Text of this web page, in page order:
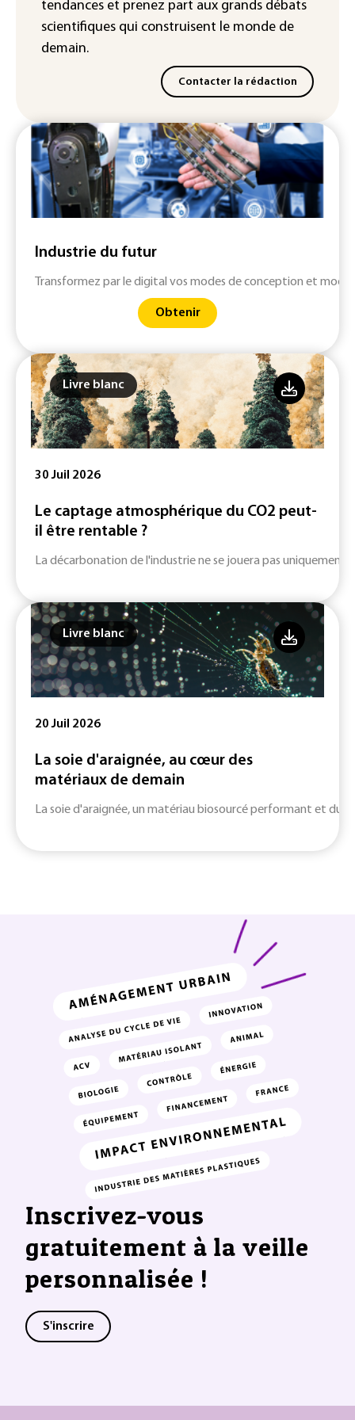
tendances et prenez part aux grands débats
scientifiques qui construisent le monde de
demain.
Contacter la rédaction
Industrie du futur
Transformez par le digital vos modes de conception et
Obtenir
Livre blanc
30 Juil 2026
Le captage atmosphérique du CO2 peut-
il être rentable ?
La décarbonation de l'industrie ne se jouera pas uniquement
Livre blanc
20 Juil 2026
La soie d'araignée, au cœur des
matériaux de demain
La soie d'araignée, un matériau biosourcé performant et
Inscrivez-vous
gratuitement à la veille
personnalisée !
S'inscrire